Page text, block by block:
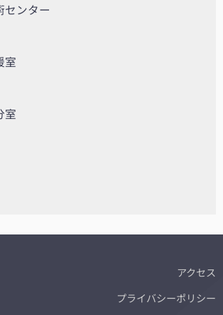
センター
室
室
アクセス
プライバシーポリシー